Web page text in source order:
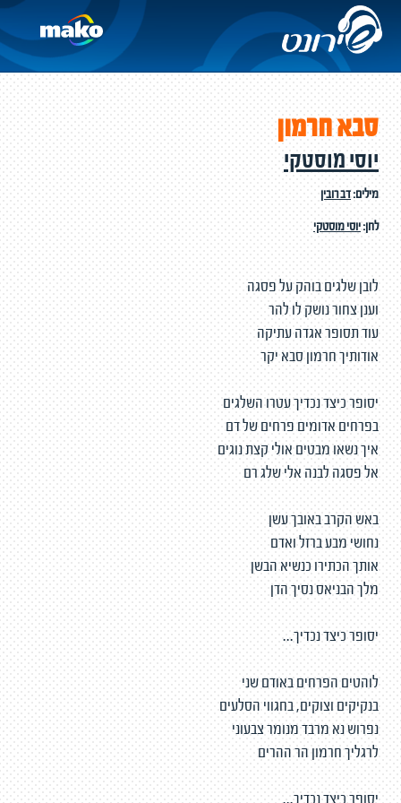
סבא חרמון
יוסי מוסטקי
מילים:דב רובין
לחן:יוסי מוסטקי
לובן שלגים בוהק על פסגה
וענן צחור נושק לו להר
עוד תסופר אגדה עתיקה
אודותיך חרמון סבא יקר
יסופר כיצד נכדיך עטרו השלגים
בפרחים אדומים פרחים של דם
איך נשאו מבטים אולי קצת נוגים
אל פסגה לבנה אלי שלג רם
באש הקרב באובך עשן
נחושי מבע ברזל ואדם
אותך הכתירו כנשיא הבשן
מלך הבניאס נסיך הדן
יסופר כיצד נכדיך...
לוהטים הפרחים באודם שני
בנקיקים וצוקים, בחגווי הסלעים
נפרוש נא מרבד מנומר צבעוני
לרגליך חרמון הר ההרים